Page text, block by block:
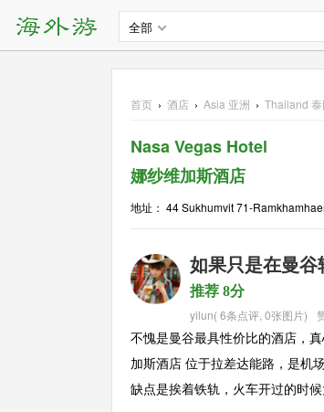
全部
首页 › 酒店 › Asia 亚洲 › Thailand 泰
Nasa Vegas Hotel
娜纱维加斯酒店
地址： 44 Sukhumvit 71-
如果只是在曼
推荐 8分
yilun(6条点评 0张图片)
不愧是曼谷最具性价比的酒店，
加斯酒店 位于拉差达能路，是机
缺点是挨着铁轨，火车开过的时